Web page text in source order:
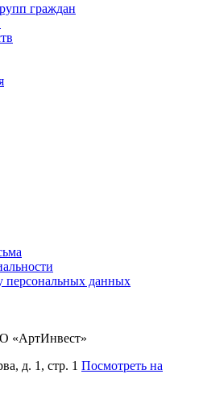
граждан
персональных данных
«АртИнвест»
д. 1, стр. 1 Посмотреть на